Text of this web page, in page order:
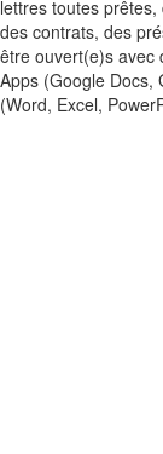
lettres toutes
des contrats, des
être ouvert(e)s avec
Apps (Google Docs,
(Word, Excel,